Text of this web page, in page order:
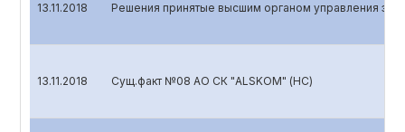
13.11.2018 Решения принятые высшим органом управления
13.11.2018 Сущ.факт №08 АО СК "ALSKOM" (НС)